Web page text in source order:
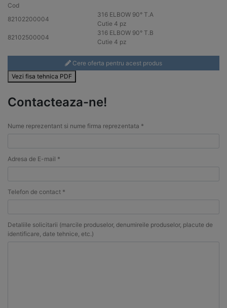
Cod
82102200004
316 ELBOW 90° T.A
Cutie 4 pz
82102500004
316 ELBOW 90° T.B
Cutie 4 pz
Cere oferta pentru acest produs
Vezi fisa tehnica PDF
Contacteaza-ne!
Nume reprezentant si nume firma reprezentata *
Adresa de E-mail *
Telefon de contact *
Detaliile solicitarii (marcile produselor, denumireile produselor, placute de
identificare, date tehnice, etc.)